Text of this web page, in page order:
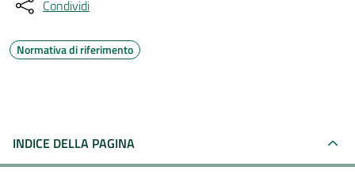
Condividi
Normativa di riferimento
INDICE DELLA PAGINA